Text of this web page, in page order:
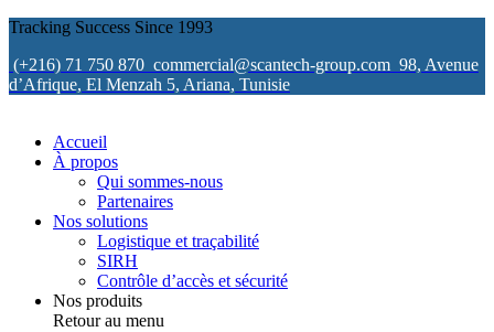
Tracking Success Since 1993
(+216) 71 750 870 commercial@scantech-group.com 98, Avenue
d’Afrique, El Menzah 5, Ariana, Tunisie
Accueil
À propos
Qui sommes-nous
Partenaires
Nos solutions
Logistique et traçabilité
SIRH
Contrôle d’accès et sécurité
Nos produits
Retour au menu